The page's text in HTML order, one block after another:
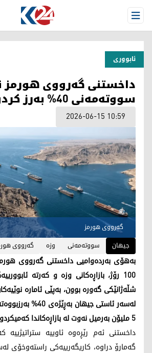
Open Menu
ئابووری
داخستنی گەرووی هورمز
سووتەمەنی 40% بەرز کردووەتەوە
2026-06-15 10:59
گەرووی هورمز
جیهان
سووتەمەنی وزە گەرووی
بەهۆی بەردەوامیی داخستنی گەرووی
100 رۆژ، بازاڕەکانی وزە و کەرتە
شڵەژانێکی گەورە بوون، بەپێی ئامارە
لەسەر ئاستی جیهان
5 ملیۆن بەرمیل نەوت لە بازاڕەکاندا کەمیکردووە.
داخستنی ئەم رێڕەوە ئاوییە ستراتیژییە
گەمارۆ دراوە، کاریگەرییەکی راستەوخۆی